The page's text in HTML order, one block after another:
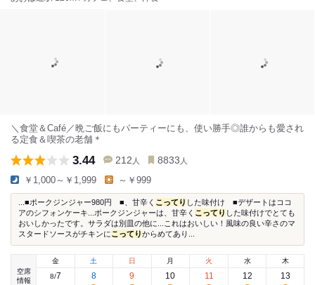
＼食堂＆Café／晩ご飯にもパーティーにも、使い勝手◎誰からも愛され
る定食＆喫茶の老舗＊
3.44 212 人 8833 人
￥1,000～￥1,999 ～￥999
...■ポークジンジャー980円 ■、甘辛く こってり した味付け ■デザートはココ
アのシフォンケーキ...ポークジンジャーは、甘辛く こってり した味付けでとても
おいしかったです。サラダは別皿の他に...これはおいしい！風味の良い辛さのマ
スタードソースがチキンにこってりからめてあり...
空席
情報
金
8/7
土
8
日
9
月
10
火
11
水
12
木
13